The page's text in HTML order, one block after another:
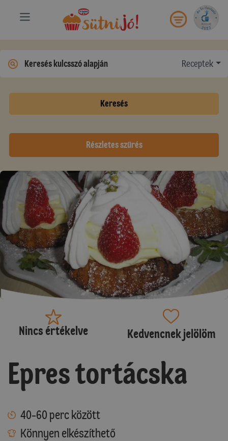
Receptek
Keresés
Részletes szűrés
Nincs értékelve Kedvencnek jelölöm
Epres tortácska
40-60 perc között
Könnyen elkészíthető